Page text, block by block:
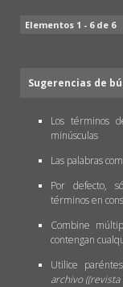
Elementos 1 - 6 de 6
Sugerencias de
Los términos
minúsculas
Las palabras
Por defecto,
términos en
Combine
contengan
Utilice
archivo